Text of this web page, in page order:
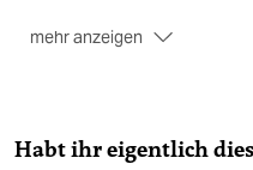
mehr anzeigen
durch die Stadt.
Brandenburger Tor. Es
Habt ihr eigentlich